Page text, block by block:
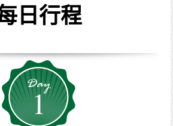
日行程
1